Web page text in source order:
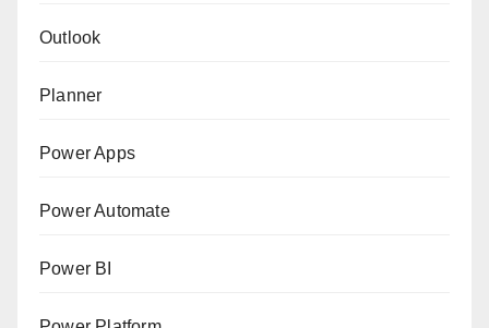
Outlook
Planner
Power Apps
Power Automate
Power BI